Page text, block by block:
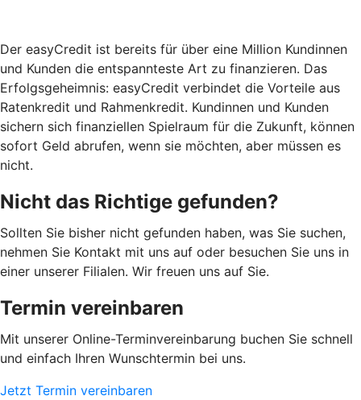
Der easyCredit ist bereits für über eine Million Kundinnen
und Kunden die entspannteste Art zu finanzieren. Das
Erfolgsgeheimnis: easyCredit verbindet die Vorteile aus
Ratenkredit und Rahmenkredit. Kundinnen und Kunden
sichern sich finanziellen Spielraum für die Zukunft, können
sofort Geld abrufen, wenn sie möchten, aber müssen es
nicht.
Nicht das Richtige gefunden?
Sollten Sie bisher nicht gefunden haben, was Sie suchen,
nehmen Sie Kontakt mit uns auf oder besuchen Sie uns in
einer unserer Filialen. Wir freuen uns auf Sie.
Termin vereinbaren
Mit unserer Online-Terminvereinbarung buchen Sie schnell
und einfach Ihren Wunschtermin bei uns.
Jetzt Termin vereinbaren